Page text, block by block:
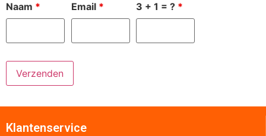
Naam * Email * 3 + 1 = ? *
Klantenservice